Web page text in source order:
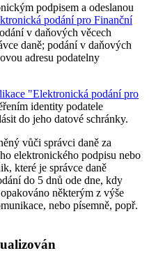
podpisem a odeslanou
podání pro Finanční
v daňových věcech
daně; podání v daňových
adresu podatelny
"Elektronická podání pro
identity podatele
do jeho datové schránky.
vůči správci daně za
elektronického podpisu nebo
které je správce daně
do 5 dnů ode dne, kdy
některým z výše
nebo písemně, popř.